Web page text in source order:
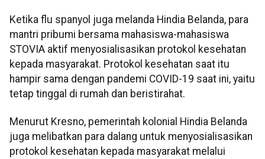
Ketika flu spanyol juga melanda Hindia Belanda, para
mantri pribumi bersama mahasiswa-mahasiswa
STOVIA aktif menyosialisasikan protokol kesehatan
kepada masyarakat. Protokol kesehatan saat itu
hampir sama dengan pandemi COVID-19 saat ini, yaitu
tetap tinggal di rumah dan beristirahat.
Menurut Kresno, pemerintah kolonial Hindia Belanda
juga melibatkan para dalang untuk menyosialisasikan
protokol kesehatan kepada masyarakat melalui